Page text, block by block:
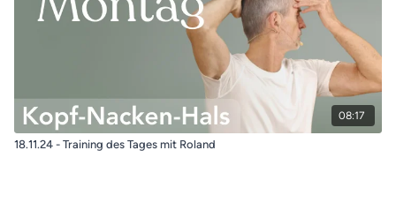
08:17
18.11.24 - Training des Tages mit Roland